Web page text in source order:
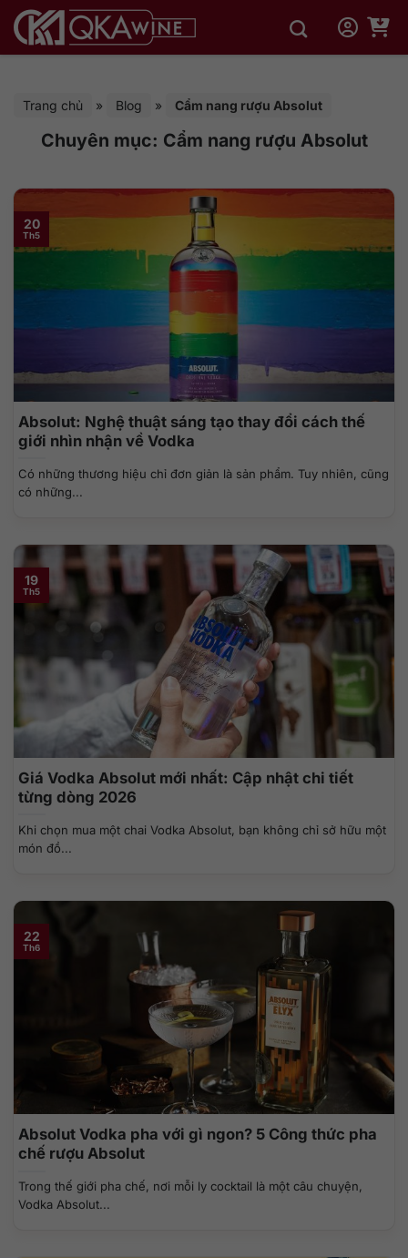
qua
Trang chủ » Blog » Cẩm nang rượu Absolut
Chuyên mục: Cẩm nang rượu Absolut
Absolut: Nghệ thuật sáng tạo thay đổi cách thế
giới nhìn nhận về Vodka
Có những thương hiệu chỉ đơn giản là sản phẩm. Tuy nhiên, cũng
có những...
20
Th5
Giá Vodka Absolut mới nhất: Cập nhật chi tiết
từng dòng 2026
Khi chọn mua một chai Vodka Absolut, bạn không chỉ sở hữu một
món đồ...
19
Th5
Absolut Vodka pha với gì ngon? 5 Công thức pha
chế rượu Absolut
Trong thế giới pha chế, nơi mỗi ly cocktail là một câu chuyện,
Vodka Absolut...
22
Th6